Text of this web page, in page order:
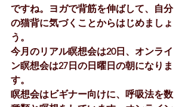
ですね。ヨガで背筋を伸ばして、自分
の猫背に気づくことからはじめましょ
う。
今月のリアル瞑想会は20日、オンライ
ン瞑想会は27日の日曜日の朝になりま
す。
瞑想会はビギナー向けに、呼吸法を数